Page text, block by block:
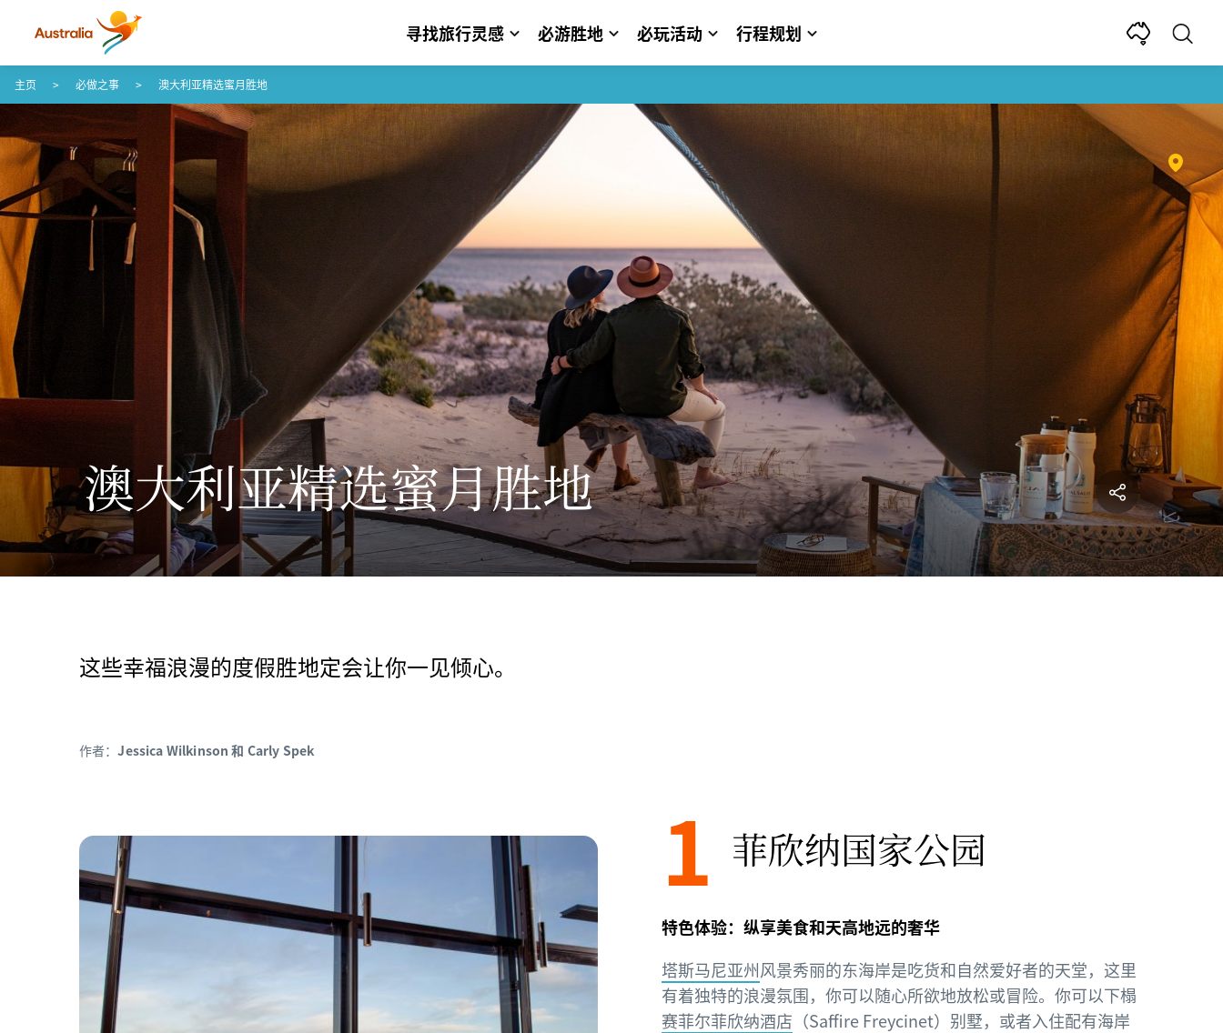
Skip to content
Skip to footer navigation
寻找旅行灵感 必游胜地 必玩活动 行程规划
主页 必做之事 澳大利亚精选蜜月胜地
澳大利亚精选蜜月胜地
这些幸福浪漫的度假胜地定会让你一见倾心。
作者：Jessica Wilkinson 和 Carly Spek
1 菲欣纳国家公园
特色体验：纵享美食和天高地远的奢华
塔斯马尼亚州风景秀丽的东海岸是吃货和自然爱好者的天堂，这里
有着独特的浪漫氛围，你可以随心所欲地放松或冒险。你可以下榻
赛菲尔菲欣纳酒店 （Saffire Freycinet）别墅，或者入住配有海岸